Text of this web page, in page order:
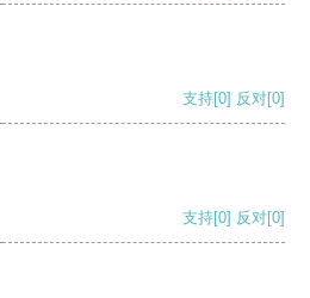
支持[0] 反对[0]
支持[0] 反对[0]